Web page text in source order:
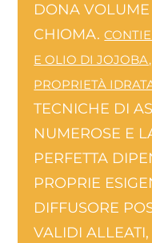
DONA
CHIOMA.
E OLIO DI
PROPRIETÀ
TECNICHE DI
NUMEROSE E
PERFETTA
PROPRIE
DIFFUSORE
VALIDI